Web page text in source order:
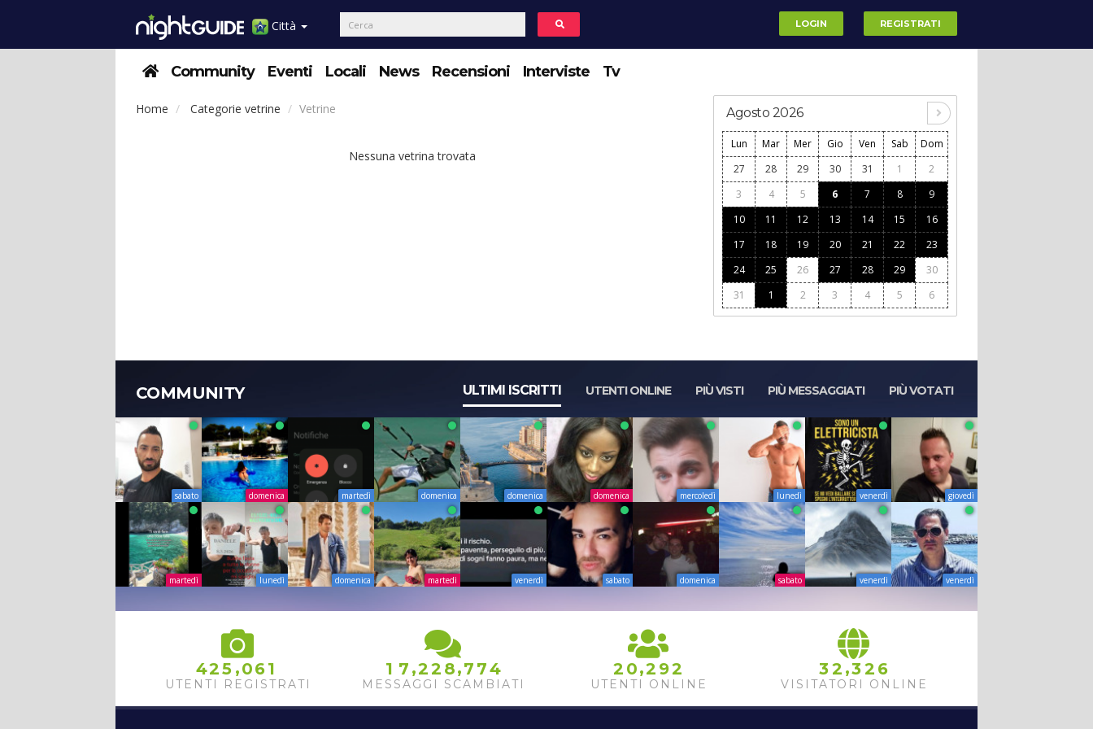
Città LOGIN REGISTRATI
Community Eventi Locali News Recensioni Interviste Tv
Home Categorie vetrine Vetrine
Nessuna vetrina trovata
Agosto 2026
Lun Mar Mer Gio Ven Sab
Dom
27
28 29 30 31 1
2
3
4 5 6 7 8
9
10
11 12 13 14 15
16
17
18 19 20 21 22
23
24
25 26 27 28 29
30
31
1 2 3 4 5 6
COMMUNITY ULTIMI ISCRITTI UTENTI ONLINE PIÙ VISTI PIÙ MESSAGGIATI PIÙ VOTATI
sabato domenica martedì domenica domenica domenica mercoledì lunedì venerdì giovedì
martedì lunedì domenica martedì venerdì sabato domenica sabato venerdì venerdì
425 ,061
UTENTI REGISTRATI
1 7 ,22 8,7 74
MESSAGGI SCAMBIATI
2 0,2 92
UTENTI ONLINE
32 ,32 6
VISITATORI ONLINE